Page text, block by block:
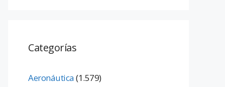
Categorías
Aeronáutica(1.579)